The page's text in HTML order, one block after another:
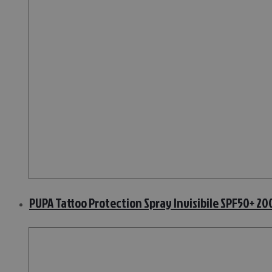
PUPA Tattoo Protection Spray Invisibile SPF50+